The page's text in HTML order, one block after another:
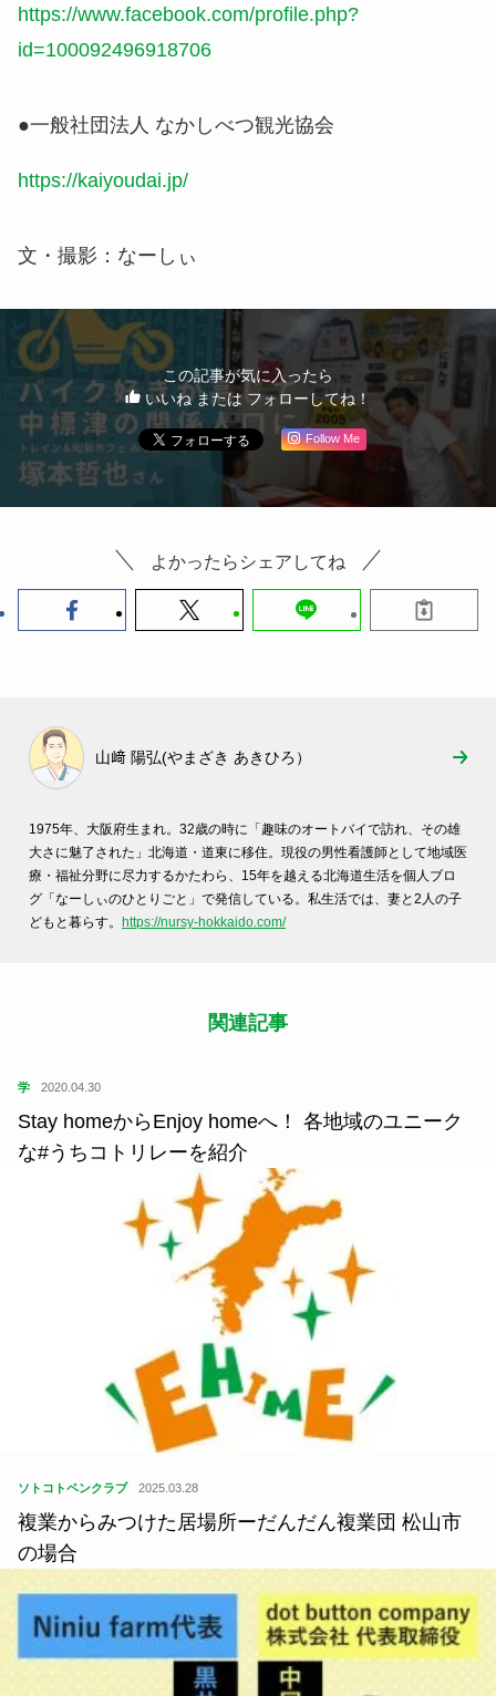
https://www.facebook.com/profile.php?
id=100092496918706
●一般社団法人 なかしべつ観光協会
https://kaiyoudai.jp/
文・撮影：なーしぃ
この記事が気に入ったら
いいね または フォローしてね！
Follow Me
よかったらシェアしてね
山﨑 陽弘(やまざき あきひろ）
1975年、大阪府生まれ。32歳の時に「趣味のオートバイで訪れ、その雄
大さに魅了された」北海道・道東に移住。現役の男性看護師として地域医
療・福祉分野に尽力するかたわら、15年を越える北海道生活を個人ブロ
グ「なーしぃのひとりごと」で発信している。私生活では、妻と2人の子
どもと暮らす。 https://nursy-hokkaido.com/
関連記事
学 2020.04.30
Stay homeからEnjoy homeへ！ 各地域のユニーク
な#うちコトリレーを紹介
ソトコトペンクラブ 2025.03.28
複業からみつけた居場所ーだんだん複業団 松山市
の場合